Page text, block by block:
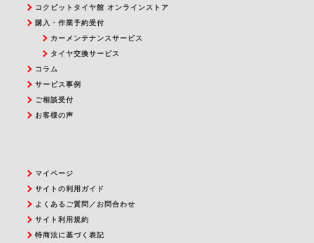
コクピットタイヤ館 オンラインストア
購入・作業予約受付
カーメンテナンスサービス
タイヤ交換サービス
コラム
サービス事例
ご相談受付
お客様の声
マイページ
サイトの利用ガイド
よくあるご質問／お問合わせ
サイト利用規約
特商法に基づく表記